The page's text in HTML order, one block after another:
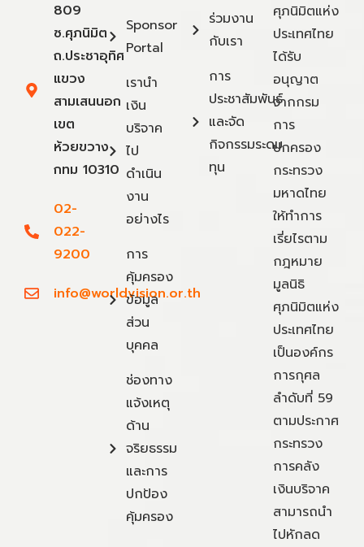
809
ซ.ศุภนิมิต
ถ.ประชาอุทิศ
แขวง
สามเสนนอก
เขต
ห้วยขวาง
กทม 10310
02-
022-
9200
info@worldvision.or.th
Sponsor
Portal
เรานำ
เงิน
บริจาค
ไป
ดำเนิน
งาน
อย่างไร
การ
คุ้มครอง
ข้อมูล
ส่วน
บุคคล
ช่องทาง
แจ้งเหตุ
ด้าน
จริยธรรม
และการ
ปกป้อง
คุ้มครอง
ร่วมงาน
กับเรา
การ
ประชาสัมพันธ์
และจัด
กิจกรรมระดม
ทุน
ศุภนิมิตแห่ง
ประเทศไทย
ได้รับ
อนุญาต
จากกรม
การ
ปกครอง
กระทรวง
มหาดไทย
ให้ทำการ
เรี่ยไรตาม
กฎหมาย
มูลนิธิ
ศุภนิมิตแห่ง
ประเทศไทย
เป็นองค์กร
การกุศล
ลำดับที่ 59
ตามประกาศ
กระทรวง
การคลัง
เงินบริจาค
สามารถนำ
ไปหักลด